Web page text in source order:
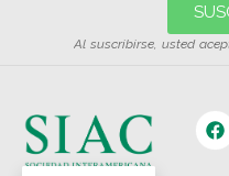
Al suscribirse, usted